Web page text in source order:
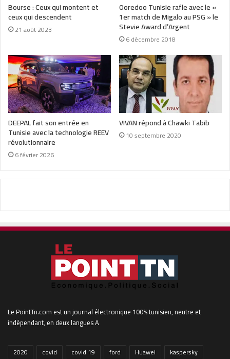
Bourse : Ceux qui montent et
ceux qui descendent
21 août 2023
Ooredoo Tunisie rafle avec le «
1er match de Migalo au PSG » le
Stevie Award d’Argent
6 décembre 2018
DEEPAL fait son entrée en
Tunisie avec la technologie REEV
révolutionnaire
6 février 2026
VIVAN répond à Chawki Tabib
10 septembre 2020
Le PointTn.com est un journal électronique 100% tunisien, neutre et
indépendant, en deux langues A
2020 covid covid 19 ford Huawei
kaspersky